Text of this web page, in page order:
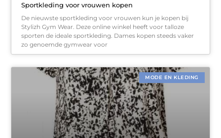
Sportkleding voor vrouwen kopen
De nieuwste sportkleding voor vrouwen kun je kopen bij
Stylizh Gym Wear. Deze online winkel heeft voor talloze
sporten de ideale sportkleding. Dames kopen steeds vaker
zo genoemde gymwear voor
MODE EN KLEDING